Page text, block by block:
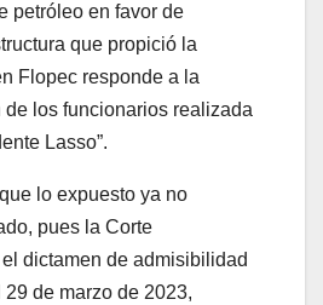
petróleo en favor de
que propició la
Flopec responde a la
los funcionarios realizada
Lasso”.
lo expuesto ya no
pues la Corte
dictamen de admisibilidad
29 de marzo de 2023,